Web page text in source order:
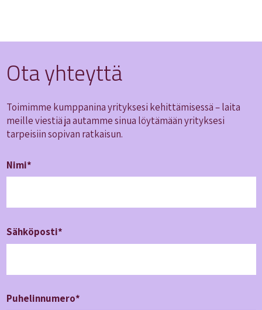
Ota yhteyttä
Toimimme kumppanina yrityksesi kehittämisessä – laita
meille viestiä ja autamme sinua löytämään yrityksesi
tarpeisiin sopivan ratkaisun.
Nimi*
Sähköposti*
Puhelin­numero*